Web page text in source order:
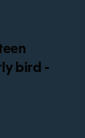
bird -